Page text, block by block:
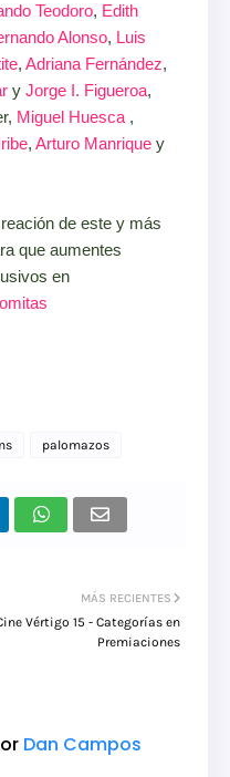
Teodoro, Edith
Alonso, Luis
, Adriana Fernández,
y Jorge I. Figueroa,
Miguel Huesca ,
, Arturo Manrique y
de este y más
que aumentes
en
palomazos
MÁS RECIENTES
Vértigo 15 - Categorías en
Premiaciones
Dan Campos